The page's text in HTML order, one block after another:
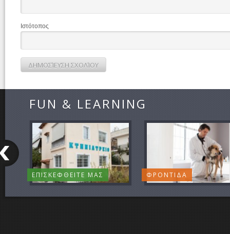
Ιστότοπος
FUN & LEARNING
ΕΠΙΣΚΕΦΘΕΙΤΕ ΜΑΣ ΦΡΟΝΤΙΔΑ